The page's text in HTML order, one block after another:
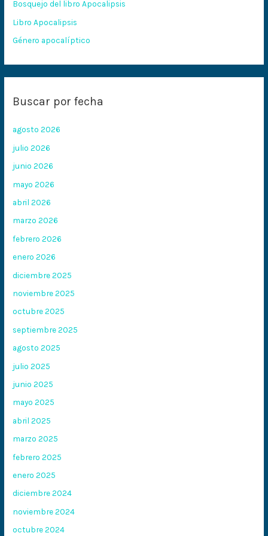
r
:
Bosquejo del libro Apocalipsis
Libro Apocalipsis
Género apocalíptico
Buscar por fecha
agosto 2026
julio 2026
junio 2026
mayo 2026
abril 2026
marzo 2026
febrero 2026
enero 2026
diciembre 2025
noviembre 2025
octubre 2025
septiembre 2025
agosto 2025
julio 2025
junio 2025
mayo 2025
abril 2025
marzo 2025
febrero 2025
enero 2025
diciembre 2024
noviembre 2024
octubre 2024